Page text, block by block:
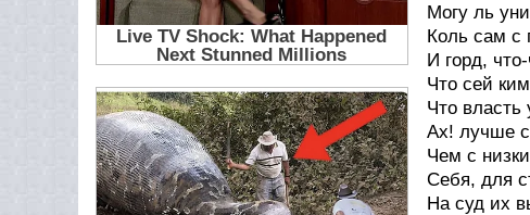
Могу ль
Коль сам с
И горд,
Что сей
Что власть
Ах! лучше
Чем с
Себя, для
На суд их